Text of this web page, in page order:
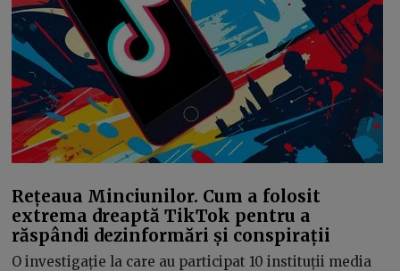
Rețeaua Minciunilor. Cum a folosit
extrema dreaptă TikTok pentru a
răspândi dezinformări și conspirații
O investigație la care au participat 10 instituții media